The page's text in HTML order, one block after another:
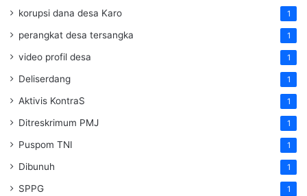
korupsi dana desa Karo 1
perangkat desa tersangka 1
video profil desa 1
Deliserdang 1
Aktivis KontraS 1
Ditreskrimum PMJ 1
Puspom TNI 1
Dibunuh 1
SPPG 1